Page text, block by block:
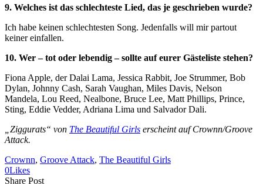
9. Welches ist das schlechteste Lied, das je geschrieben wurde?
Ich habe keinen schlechtesten Song. Jedenfalls will mir partout
keiner einfallen.
10. Wer – tot oder lebendig – sollte auf eurer Gästeliste stehen?
Fiona Apple, der Dalai Lama, Jessica Rabbit, Joe Strummer, Bob
Dylan, Johnny Cash, Sarah Vaughan, Miles Davis, Nelson
Mandela, Lou Reed, Nealbone, Bruce Lee, Matt Phillips, Prince,
Sting, Eddie Vedder, Adriana Lima und Salvador Dali.
„Ziggurats“ von The Beautiful Girls erscheint auf Crownn/Groove
Attack.
Crownn, Groove Attack, The Beautiful Girls
0Likes
Share PostShare
Copy
Send